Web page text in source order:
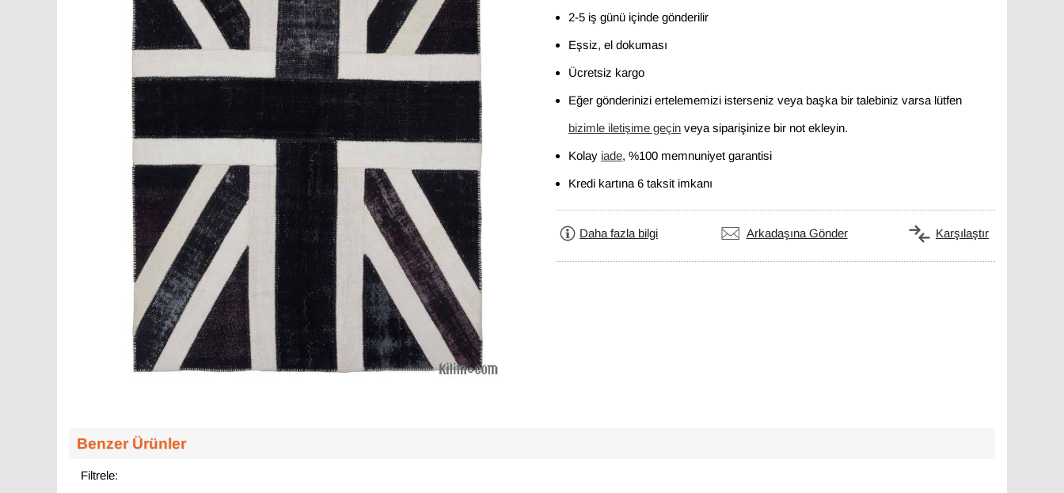
2-5 iş günü içinde gönderilir
Eşsiz, el dokuması
Ücretsiz kargo
Eğer gönderinizi ertelememizi isterseniz veya başka bir talebiniz varsa lütfen
bizimle iletişime geçin veya siparişinize bir not ekleyin.
Kolay iade, %100 memnuniyet garantisi
Kredi kartına 6 taksit imkanı
Daha fazla bilgi Arkadaşına Gönder Karşılaştır
Benzer Ürünler
Filtrele: